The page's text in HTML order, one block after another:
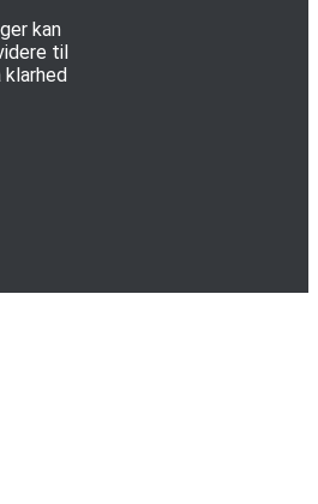
kan
til